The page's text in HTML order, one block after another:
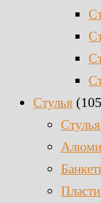
Стулья